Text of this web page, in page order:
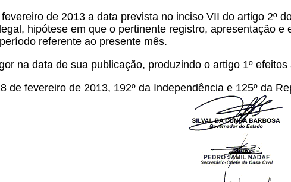
de 2013 a data prevista no inciso VII do artigo 2º
hipótese em que o pertinente registro, apresentação
referente ao presente mês.
na data de sua publicação, produzindo o artigo 1º
de fevereiro de 2013, 192º da Independência e 125º da